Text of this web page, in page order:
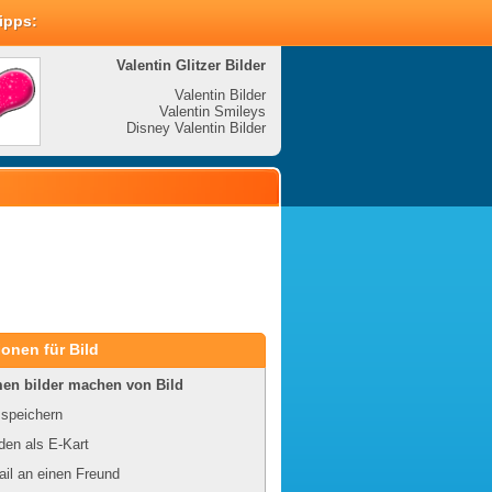
Valentin Glitzer Bilder
Valentin Bilder
Valentin Smileys
Disney Valentin Bilder
für Bild
bilder machen von Bild
als E-Kart
an einen Freund